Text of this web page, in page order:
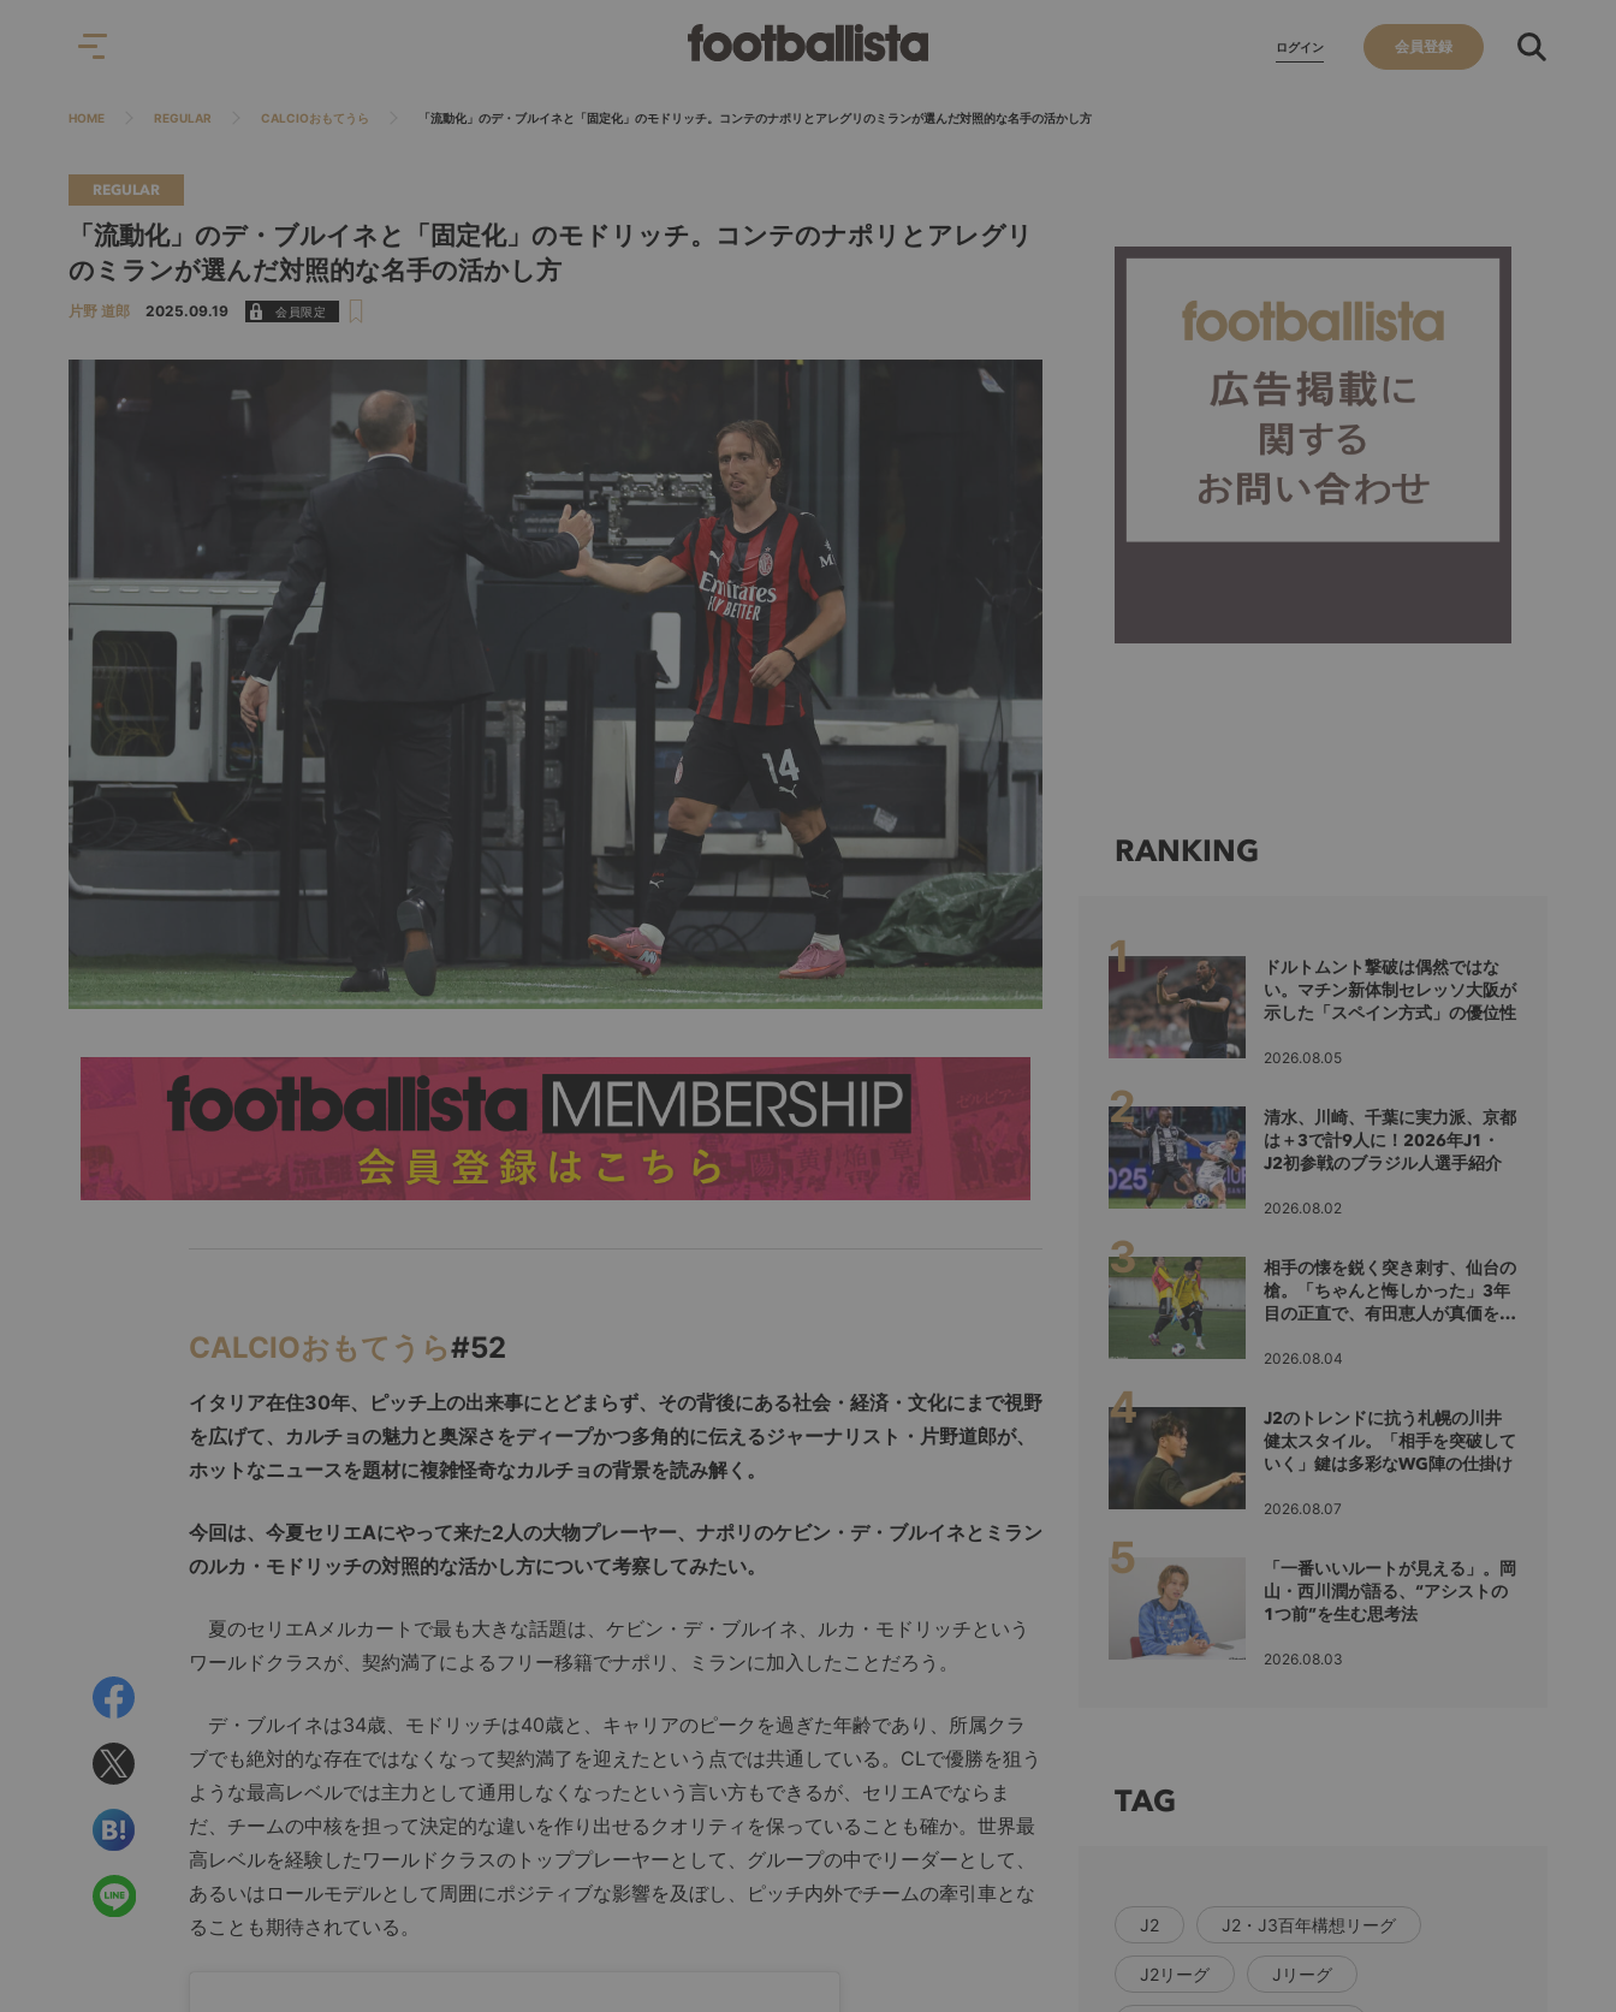
ログイン 会員登録
HOME REGULAR CALCIOおもてうら 「流動化」のデ・ブルイネと「固定化」のモドリッチ。コンテのナポリとアレグリのミランが選んだ対照的な名手の活かし方
REGULAR
「流動化」のデ・ブルイネと「固定化」のモドリッチ。コンテのナポリとアレグリ
のミランが選んだ対照的な名手の活かし方
片野 道郎 2025.09.19
CALCIOおもてうら#52
イタリア在住30年、ピッチ上の出来事にとどまらず、その背後にある社会・経済・文化にまで視野
を広げて、カルチョの魅力と奥深さをディープかつ多角的に伝えるジャーナリスト・片野道郎が、
ホットなニュースを題材に複雑怪奇なカルチョの背景を読み解く。
今回は、今夏セリエAにやって来た2人の大物プレーヤー、ナポリのケビン・デ・ブルイネとミラン
のルカ・モドリッチの対照的な活かし方について考察してみたい。
夏のセリエAメルカートで最も大きな話題は、ケビン・デ・ブルイネ、ルカ・モドリッチという
ワールドクラスが、契約満了によるフリー移籍でナポリ、ミランに加入したことだろう。
デ・ブルイネは34歳、モドリッチは40歳と、キャリアのピークを過ぎた年齢であり、所属クラ
ブでも絶対的な存在ではなくなって契約満了を迎えたという点では共通している。CLで優勝を狙う
ような最高レベルでは主力として通用しなくなったという言い方もできるが、セリエAでならま
だ、チームの中核を担って決定的な違いを作り出せるクオリティを保っていることも確か。世界最
高レベルを経験したワールドクラスのトッププレーヤーとして、グループの中でリーダーとして、
あるいはロールモデルとして周囲にポジティブな影響を及ぼし、ピッチ内外でチームの牽引車とな
ることも期待されている。
RANKING
ドルトムント撃破は偶然ではな
い。マチン新体制セレッソ大阪が
示した「スペイン方式」の優位性
2026.08.05
清水、川崎、千葉に実力派、京都
は＋3で計9人に！2026年J1・
J2初参戦のブラジル人選手紹介
2026.08.02
相手の懐を鋭く突き刺す、仙台の
槍。「ちゃんと悔しかった」3年
目の正直で、有田恵人が真価を示
2026.08.04
J2のトレンドに抗う札幌の川井
健太スタイル。「相手を突破して
いく」鍵は多彩なWG陣の仕掛け
2026.08.07
「一番いいルートが見える」。岡
山・西川潤が語る、“アシストの
1つ前”を生む思考法
2026.08.03
TAG
J2 J2・J3百年構想リーグ
J2リーグ Jリーグ